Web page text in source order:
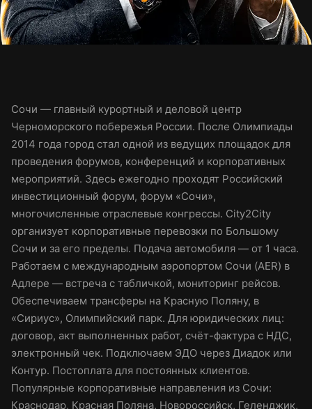
Сочи — главный курортный и деловой центр
Черноморского побережья России. После Олимпиады
2014 года город стал одной из ведущих площадок для
проведения форумов, конференций и корпоративных
мероприятий. Здесь ежегодно проходят Российский
инвестиционный форум, форум «Сочи»,
многочисленные отраслевые конгрессы. City2City
организует корпоративные перевозки по Большому
Сочи и за его пределы. Подача автомобиля — от 1 часа.
Работаем с международным аэропортом Сочи (AER) в
Адлере — встреча с табличкой, мониторинг рейсов.
Обеспечиваем трансферы на Красную Поляну, в
«Сириус», Олимпийский парк. Для юридических лиц:
договор, акт выполненных работ, счёт-фактура с НДС,
электронный чек. Подключаем ЭДО через Диадок или
Контур. Постоплата для постоянных клиентов.
Популярные корпоративные направления из Сочи:
Краснодар, Красная Поляна, Новороссийск, Геленджик,